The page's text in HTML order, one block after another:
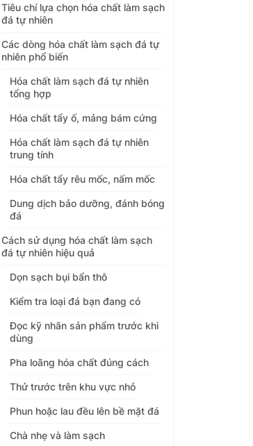
Tiêu chí lựa chọn hóa chất làm sạch
đá tự nhiên
Các dòng hóa chất làm sạch đá tự
nhiên phổ biến
Hóa chất làm sạch đá tự nhiên
tổng hợp
Hóa chất tẩy ố, mảng bám cứng
Hóa chất làm sạch đá tự nhiên
trung tính
Hóa chất tẩy rêu mốc, nấm mốc
Dung dịch bảo dưỡng, đánh bóng
đá
Cách sử dụng hóa chất làm sạch
đá tự nhiên hiệu quả
Dọn sạch bụi bẩn thô
Kiểm tra loại đá bạn đang có
Đọc kỹ nhãn sản phẩm trước khi
dùng
Pha loãng hóa chất đúng cách
Thử trước trên khu vực nhỏ
Phun hoặc lau đều lên bề mặt đá
Chà nhẹ và làm sạch